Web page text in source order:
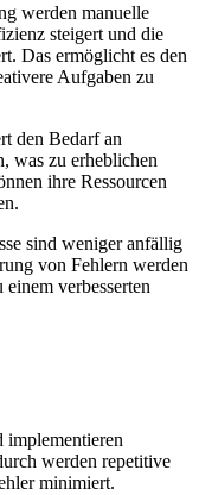
werden manuelle
steigert und die
Das ermöglicht es den
Aufgaben zu
den Bedarf an
was zu erheblichen
ihre Ressourcen
sind weniger anfällig
von Fehlern werden
verbesserten
implementieren
werden repetitive
minimiert.